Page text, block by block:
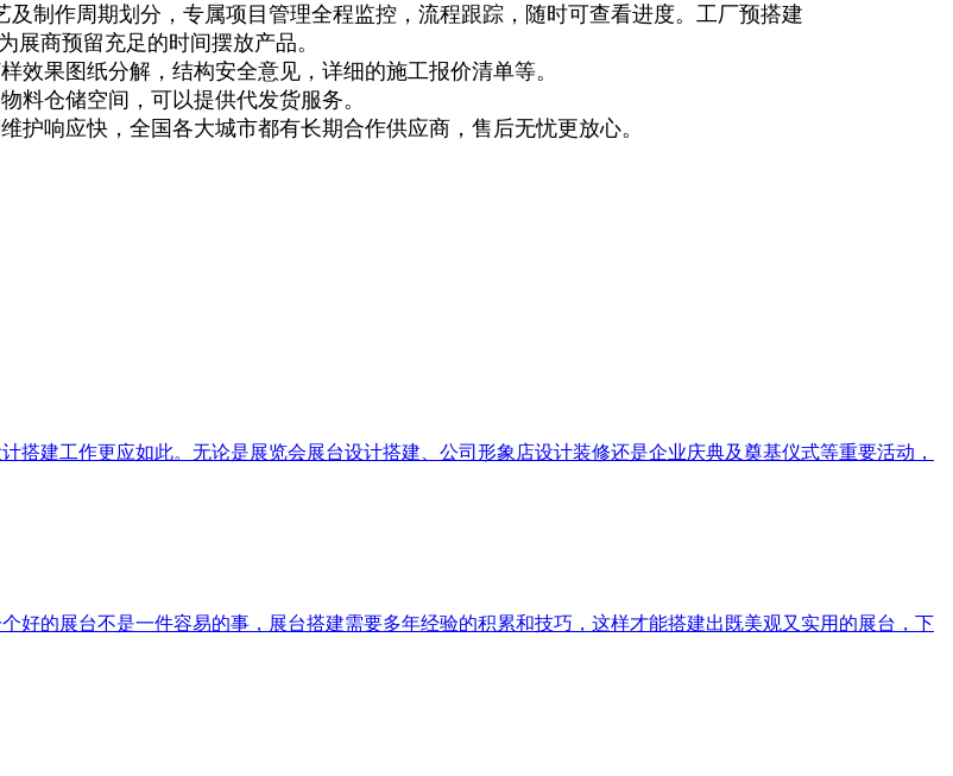
制作周期划分，专属项目管理全程监控，流程跟踪，随时可查看进度。工厂预搭建
展商预留充足的时间摆放产品。
果图纸分解，结构安全意见，详细的施工报价清单等。
仓储空间，可以提供代发货服务。
响应快，全国各大城市都有长期合作供应商，售后无忧更放心。
搭建工作更应如此。无论是展览会展台设计搭建、公司形象店设计装修还是企业庆典及奠基仪式等重要活动，
好的展台不是一件容易的事，展台搭建需要多年经验的积累和技巧，这样才能搭建出既美观又实用的展台，下